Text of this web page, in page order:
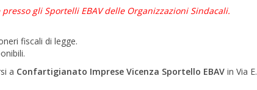
gli Sportelli EBAV delle Organizzazioni Sindacali.
fiscali di legge.
a Confartigianato Imprese Vicenza Sportello EBAV in Via E.